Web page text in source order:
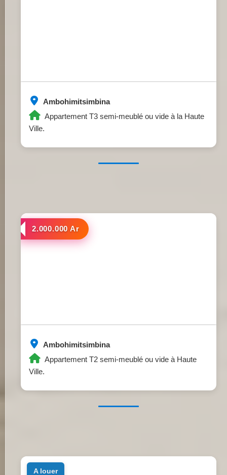
Ambohimitsimbina
Appartement T3 semi-meublé ou vide à la Haute
Ville.
Ambohimitsimbina
Appartement T2 semi-meublé ou vide à Haute
Ville.
a louer
2.000.000 Ar
a louer